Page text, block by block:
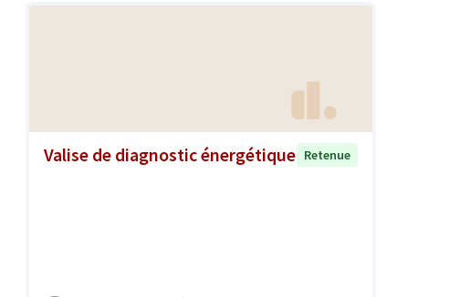
Valise de diagnostic énergétique Retenue